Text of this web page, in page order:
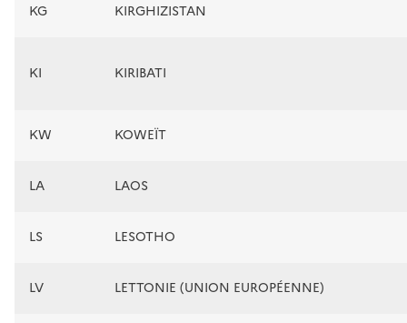
KG KIRGHIZISTAN
KI KIRIBATI
KW KOWEÏT
LA LAOS
LS LESOTHO
LV LETTONIE (UNION EUROPÉENNE)